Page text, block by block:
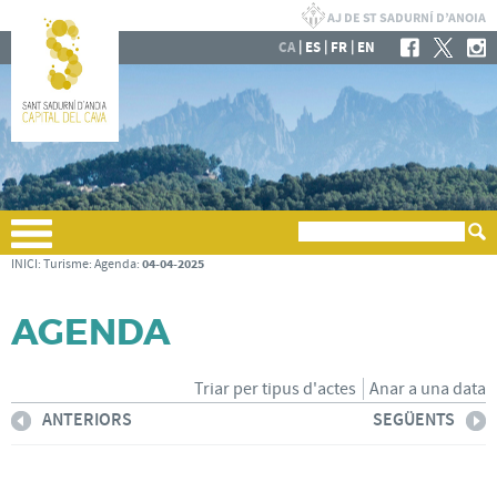
CA| ES | FR | EN
INICI: Turisme: Agenda: 04-04-2025
AGENDA
Triar per tipus d'actes Anar a una data
ANTERIORS SEGÜENTS